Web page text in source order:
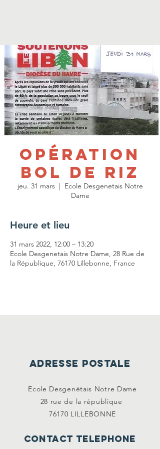
Opération
Bol de riz
jeu. 31 mars
  |
Ecole Desgenetais Notre
Dame
Heure et lieu
31 mars 2022, 12:00 – 13:20
Ecole Desgenetais Notre Dame, 28 Rue de
la République, 76170 Lillebonne, France
ADRESSE POSTALE
Ecole Desgenétais Notre Dame
28 rue de la république
76170 LILLEBONNE
CONTACT TELEPHONE